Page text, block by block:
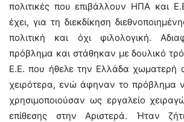
πολιτικές που επιβάλλουν ΗΠΑ και
έχει, για τη διεκδίκηση
πολιτική και όχι φιλολογική.
πρόβλημα και στάθηκαν με δουλικό
Ε.Ε. που ήθελε την Ελλάδα χωματερή
χειρότερα, ενώ άφηναν το πρόβλημα
χρησιμοποιούσαν ως εργαλείο
επίθεσης στην Αριστερά. Ήταν